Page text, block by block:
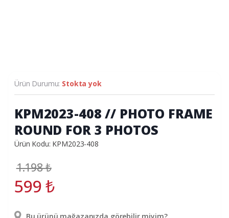
Ürün Durumu: Stokta yok
KPM2023-408 // PHOTO FRAME
ROUND FOR 3 PHOTOS
Ürün Kodu: KPM2023-408
1.198₺
599₺
Bu ürünü mağazanızda görebilir miyim?